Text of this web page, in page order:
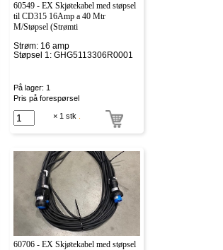
60549 - EX Skjøtekabel med støpsel
til CD315 16Amp a 40 Mtr
M/Støpsel (Strømti
Strøm: 16 amp
Støpsel 1: GHG5113306R0001
På lager: 1
Pris på forespørsel
× 1 stk
60706 - EX Skjøtekabel med støpsel